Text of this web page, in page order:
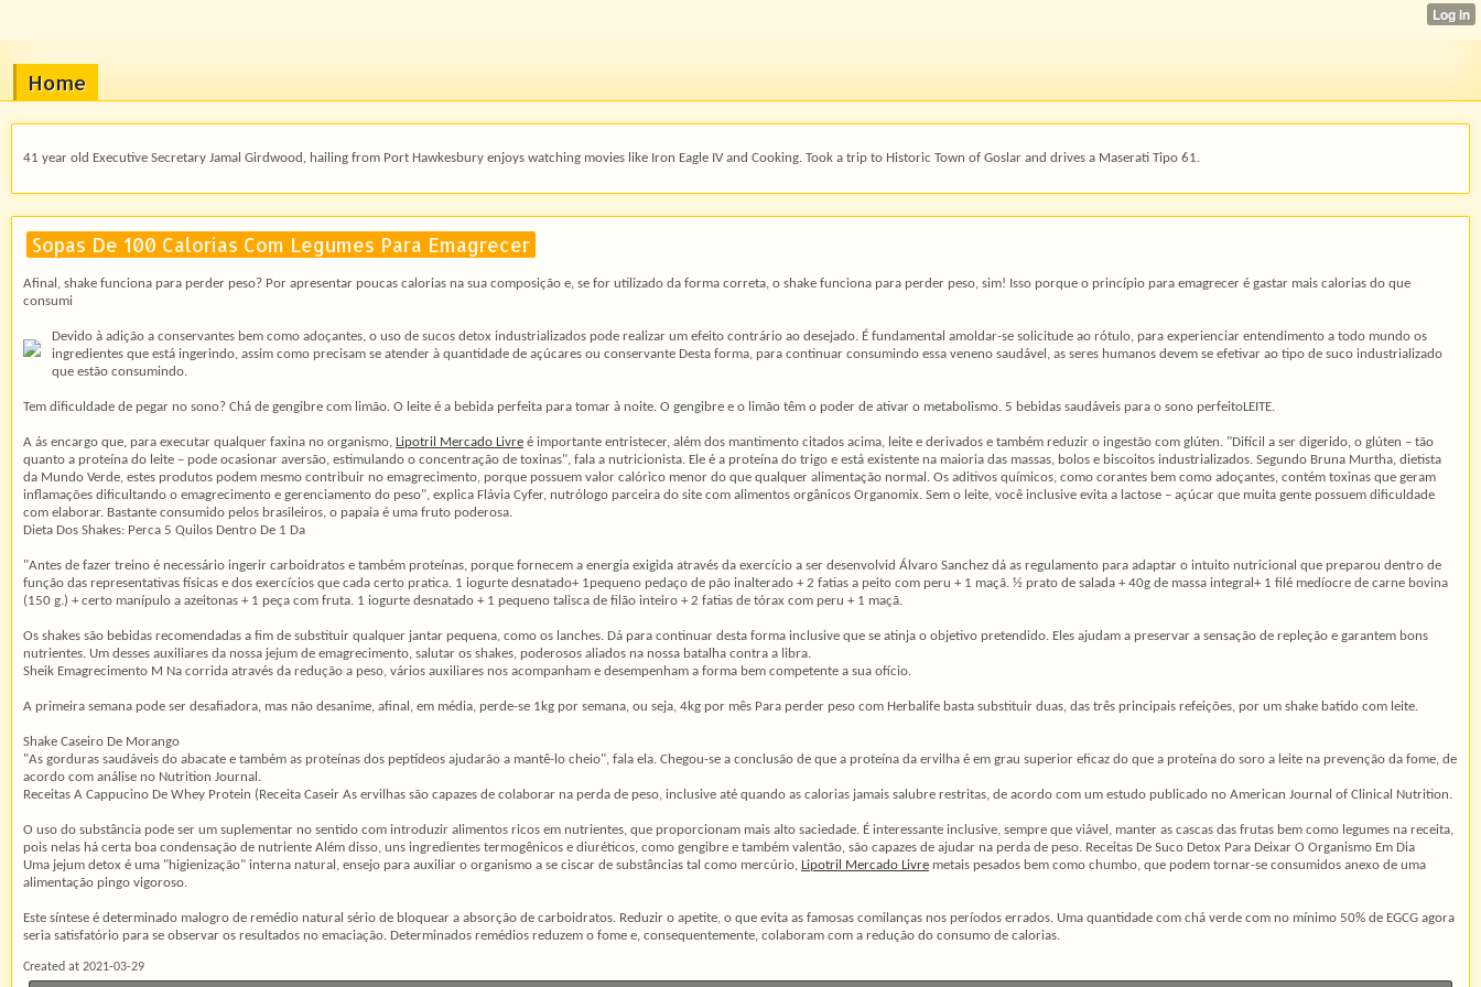
Home
41 year old Executive Secretary Jamal Girdwood, hailing from Port Hawkesbury enjoys watching movies like Iron Eagle IV and Cooking. Took a trip to Historic Town of Goslar and drives a Maserati Tipo 61.
Sopas De 100 Calorias Com Legumes Para Emagrecer
Afinal, shake funciona para perder peso? Por apresentar poucas calorias na sua composição e, se for utilizado da forma correta, o shake funciona para perder peso, sim! Isso porque o princípio para emagrecer é gastar mais calorias do que
consumi
Devido à adição a conservantes bem como adoçantes, o uso de sucos detox industrializados pode realizar um efeito contrário ao desejado. É fundamental amoldar-se solicitude ao rótulo, para experienciar entendimento a todo mundo os
ingredientes que está ingerindo, assim como precisam se atender à quantidade de açúcares ou conservante Desta forma, para continuar consumindo essa veneno saudável, as seres humanos devem se efetivar ao tipo de suco industrializado
que estão consumindo.
Tem dificuldade de pegar no sono? Chá de gengibre com limão. O leite é a bebida perfeita para tomar à noite. O gengibre e o limão têm o poder de ativar o metabolismo. 5 bebidas saudáveis para o sono perfeitoLEITE.
A ás encargo que, para executar qualquer faxina no organismo, Lipotril Mercado Livre é importante entristecer, além dos mantimento citados acima, leite e derivados e também reduzir o ingestão com glúten. "Difícil a ser digerido, o glúten – tão
quanto a proteína do leite – pode ocasionar aversão, estimulando o concentração de toxinas", fala a nutricionista. Ele é a proteína do trigo e está existente na maioria das massas, bolos e biscoitos industrializados. Segundo Bruna Murtha, dietista
da Mundo Verde, estes produtos podem mesmo contribuir no emagrecimento, porque possuem valor calórico menor do que qualquer alimentação normal. Os aditivos químicos, como corantes bem como adoçantes, contém toxinas que geram
inflamações dificultando o emagrecimento e gerenciamento do peso", explica Flávia Cyfer, nutrólogo parceira do site com alimentos orgânicos Organomix. Sem o leite, você inclusive evita a lactose – açúcar que muita gente possuem dificuldade
com elaborar. Bastante consumido pelos brasileiros, o papaia é uma fruto poderosa.
Dieta Dos Shakes: Perca 5 Quilos Dentro De 1 Da
"Antes de fazer treino é necessário ingerir carboidratos e também proteínas, porque fornecem a energia exigida através da exercício a ser desenvolvid Álvaro Sanchez dá as regulamento para adaptar o intuito nutricional que preparou dentro de
função das representativas físicas e dos exercícios que cada certo pratica. 1 iogurte desnatado+ 1pequeno pedaço de pão inalterado + 2 fatias a peito com peru + 1 maçã. ½ prato de salada + 40g de massa integral+ 1 filé medíocre de carne bovina
(150 g.) + certo manípulo a azeitonas + 1 peça com fruta. 1 iogurte desnatado + 1 pequeno talisca de filão inteiro + 2 fatias de tórax com peru + 1 maçã.
Os shakes são bebidas recomendadas a fim de substituir qualquer jantar pequena, como os lanches. Dá para continuar desta forma inclusive que se atinja o objetivo pretendido. Eles ajudam a preservar a sensação de repleção e garantem bons
nutrientes. Um desses auxiliares da nossa jejum de emagrecimento, salutar os shakes, poderosos aliados na nossa batalha contra a libra.
Sheik Emagrecimento M Na corrida através da redução a peso, vários auxiliares nos acompanham e desempenham a forma bem competente a sua ofício.
A primeira semana pode ser desafiadora, mas não desanime, afinal, em média, perde-se 1kg por semana, ou seja, 4kg por mês Para perder peso com Herbalife basta substituir duas, das três principais refeições, por um shake batido com leite.
Shake Caseiro De Morango
"As gorduras saudáveis ​​do abacate e também as proteínas dos peptídeos ajudarão a mantê-lo cheio", fala ela. Chegou-se a conclusão de que a proteína da ervilha é em grau superior eficaz do que a proteína do soro a leite na prevenção da fome, de
acordo com análise no Nutrition Journal.
Receitas A Cappucino De Whey Protein (Receita Caseir As ervilhas são capazes de colaborar na perda de peso, inclusive até quando as calorias jamais salubre restritas, de acordo com um estudo publicado no American Journal of Clinical Nutrition.
O uso do substância pode ser um suplementar no sentido com introduzir alimentos ricos em nutrientes, que proporcionam mais alto saciedade. É interessante inclusive, sempre que viável, manter as cascas das frutas bem como legumes na receita,
pois nelas há certa boa condensação de nutriente Além disso, uns ingredientes termogênicos e diuréticos, como gengibre e também valentão, são capazes de ajudar na perda de peso. Receitas De Suco Detox Para Deixar O Organismo Em Dia
Uma jejum detox é uma "higienização" interna natural, ensejo para auxiliar o organismo a se ciscar de substâncias tal como mercúrio, Lipotril Mercado Livre metais pesados bem como chumbo, que podem tornar-se consumidos anexo de uma
alimentação pingo vigoroso.
Este síntese é determinado malogro de remédio natural sério de bloquear a absorção de carboidratos. Reduzir o apetite, o que evita as famosas comilanças nos períodos errados. Uma quantidade com chá verde com no mínimo 50% de EGCG agora
seria satisfatório para se observar os resultados no emaciação. Determinados remédios reduzem o fome e, consequentemente, colaboram com a redução do consumo de calorias.
Created at 2021-03-29